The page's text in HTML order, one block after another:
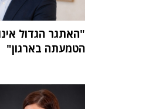
הטמעתה בארגון"